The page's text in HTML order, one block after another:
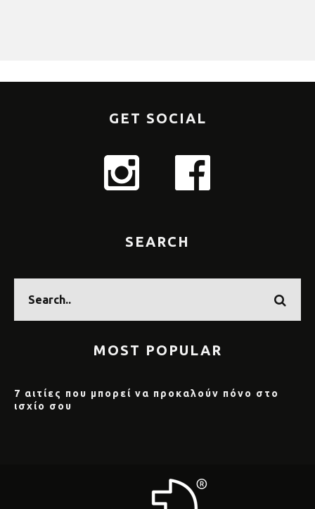
GET SOCIAL
SEARCH
MOST POPULAR
7 αιτίες που μπορεί να προκαλούν πόνο στο
ισχίο σου